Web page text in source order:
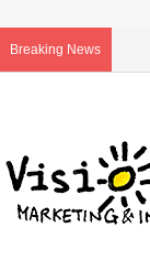
Breaking News